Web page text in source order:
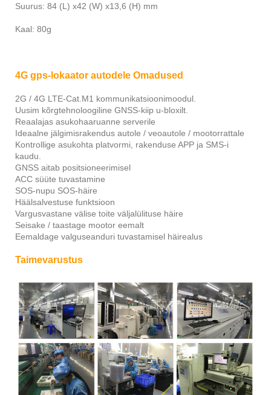
Suurus: 84 (L) x42 (W) x13,6 (H) mm
Kaal: 80g
4G gps-lokaator autodele Omadused
2G / 4G LTE-Cat.M1 kommunikatsioonimoodul.
Uusim kõrgtehnoloogiline GNSS-kiip u-bloxilt.
Reaalajas asukohaaruanne serverile
Ideaalne jälgimisrakendus autole / veoautole / mootorrattale
Kontrollige asukohta platvormi, rakenduse APP ja SMS-i
kaudu.
GNSS aitab positsioneerimisel
ACC süüte tuvastamine
SOS-nupu SOS-häire
Häälsalvestuse funktsioon
Vargusvastane välise toite väljalülituse häire
Seisake / taastage mootor eemalt
Eemaldage valguseanduri tuvastamisel häirealus
Taimevarustus